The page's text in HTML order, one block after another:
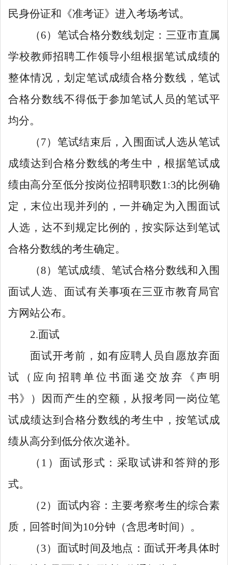
民身份证和《准考证》进入考场考试。
（6）笔试合格分数线划定：三亚市直属
学校教师招聘工作领导小组根据笔试成绩的
整体情况，划定笔试成绩合格分数线，笔试
合格分数线不得低于参加笔试人员的笔试平
均分。
（7）笔试结束后，入围面试人选从笔试
成绩达到合格分数线的考生中，根据笔试成
绩由高分至低分按岗位招聘职数1:3的比例确
定，末位出现并列的，一并确定为入围面试
人选，达不到规定比例的，按实际达到笔试
合格分数线的考生确定。
（8）笔试成绩、笔试合格分数线和入围
面试人选、面试有关事项在三亚市教育局官
方网站公布。
2.面试
面试开考前，如有应聘人员自愿放弃面
试（应向招聘单位书面递交放弃《声明
书》）因而产生的空额，从报考同一岗位笔
试成绩达到合格分数线的考生中，按笔试成
绩从高分到低分依次递补。
（1）面试形式：采取试讲和答辩的形
式。
（2）面试内容：主要考察考生的综合素
质，回答时间为10分钟（含思考时间）。
（3）面试时间及地点：面试开考具体时